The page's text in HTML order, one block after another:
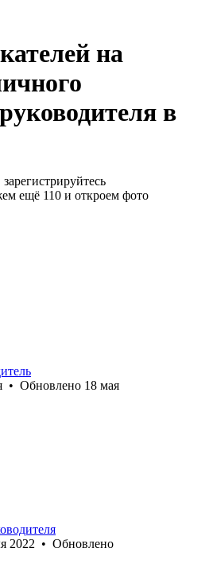
на
в
ещё 110 и откроем фото
• Обновлено 18 мая
2022 • Обновлено